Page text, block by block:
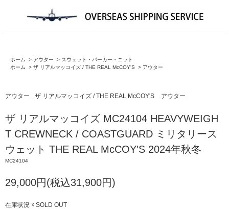
ホーム > アウター > スウェット・パーカー・ニット
ホーム
> ザ リアルマッコイズ / THE REAL McCOY'S > アウター
アウター ザ リアルマッコイズ / THE REAL McCOY'S アウター
ザ リアルマッコイズ MC24104 HEAVYWEIGH
T CREWNECK / COASTGUARD ミリタリース
ウェット THE REAL McCOY'S 2024年秋冬
MC24104
29,000円(税込31,900円)
在庫状況 ☓ SOLD OUT